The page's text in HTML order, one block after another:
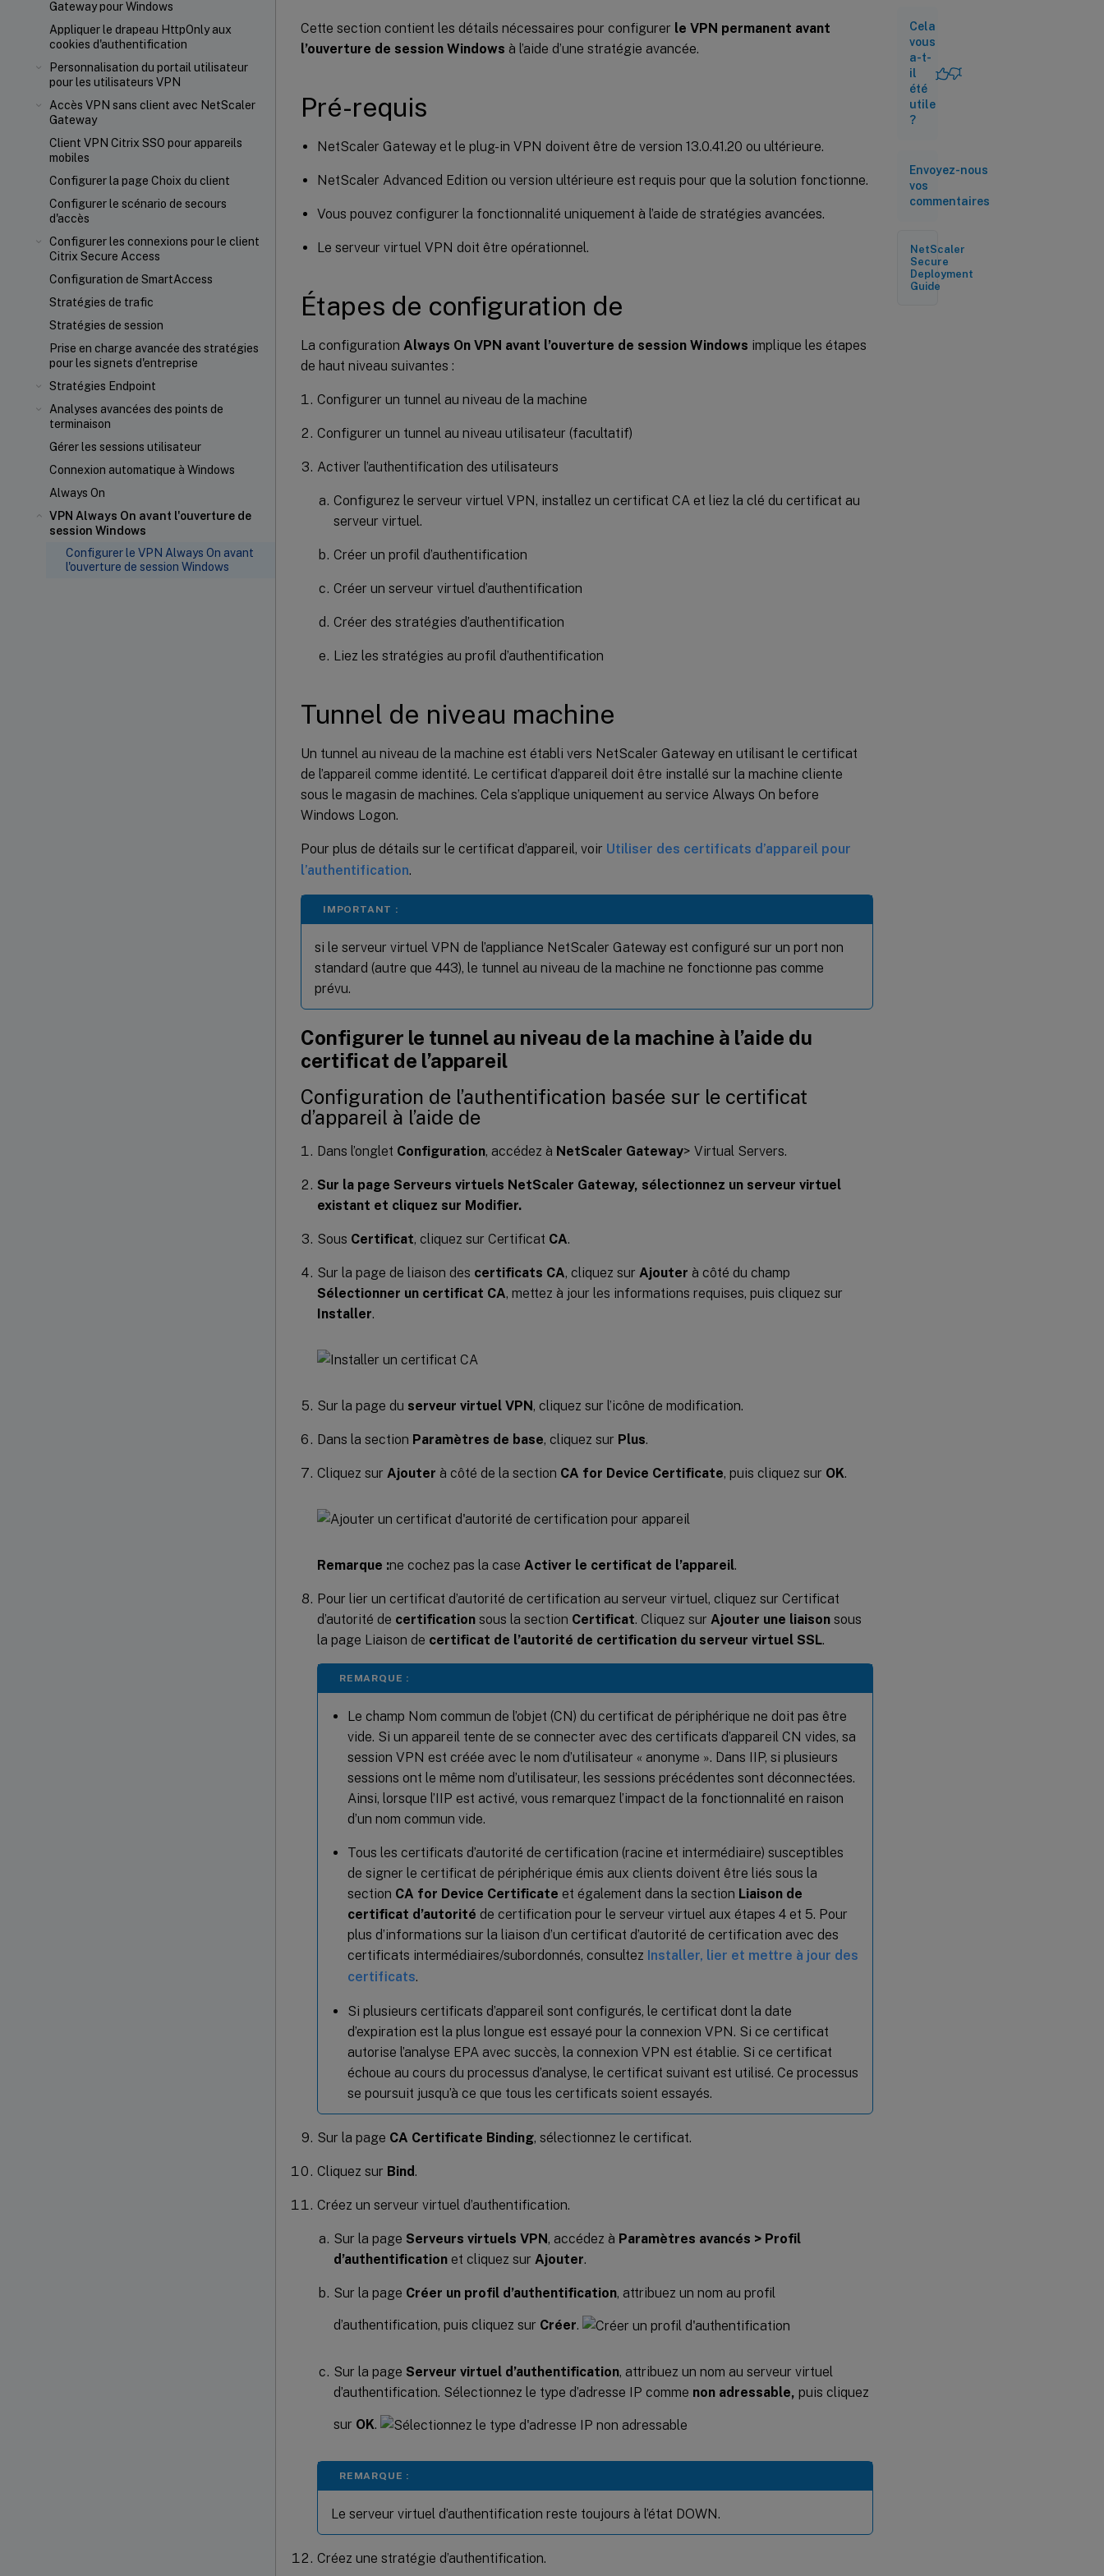
Gateway pour Windows
Appliquer le drapeau HttpOnly aux
cookies d'authentification
Personnalisation du portail utilisateur
pour les utilisateurs VPN
Accès VPN sans client avec NetScaler
Gateway
Client VPN Citrix SSO pour appareils
mobiles
Configurer la page Choix du client
Configurer le scénario de secours
d'accès
Configurer les connexions pour le client
Citrix Secure Access
Configuration de SmartAccess
Stratégies de trafic
Stratégies de session
Prise en charge avancée des stratégies
pour les signets d'entreprise
Stratégies Endpoint
Analyses avancées des points de
terminaison
Gérer les sessions utilisateur
Connexion automatique à Windows
Always On
VPN Always On avant l'ouverture de
session Windows
Configurer le VPN Always On avant
l'ouverture de session Windows
Cette section contient les détails nécessaires pour configurer le VPN permanent avant
l’ouverture de session Windows à l’aide d’une stratégie avancée.
Pré-requis
NetScaler Gateway et le plug-in VPN doivent être de version 13.0.41.20 ou ultérieure.
NetScaler Advanced Edition ou version ultérieure est requis pour que la solution fonctionne.
Vous pouvez configurer la fonctionnalité uniquement à l’aide de stratégies avancées.
Le serveur virtuel VPN doit être opérationnel.
Étapes de configuration de
La configuration Always On VPN avant l’ouverture de session Windows implique les étapes
de haut niveau suivantes :
Configurer un tunnel au niveau de la machine
Configurer un tunnel au niveau utilisateur (facultatif)
Activer l’authentification des utilisateurs
Configurez le serveur virtuel VPN, installez un certificat CA et liez la clé du certificat au
serveur virtuel.
Créer un profil d’authentification
Créer un serveur virtuel d’authentification
Créer des stratégies d’authentification
Liez les stratégies au profil d’authentification
Tunnel de niveau machine
Un tunnel au niveau de la machine est établi vers NetScaler Gateway en utilisant le certificat
de l’appareil comme identité. Le certificat d’appareil doit être installé sur la machine cliente
sous le magasin de machines. Cela s’applique uniquement au service Always On before
Windows Logon.
Pour plus de détails sur le certificat d’appareil, voir Utiliser des certificats d’appareil pour
l’authentification.
IMPORTANT :
si le serveur virtuel VPN de l’appliance NetScaler Gateway est configuré sur un port non
standard (autre que 443), le tunnel au niveau de la machine ne fonctionne pas comme
prévu.
Configurer le tunnel au niveau de la machine à l’aide du
certificat de l’appareil
Configuration de l’authentification basée sur le certificat
d’appareil à l’aide de
Dans l’onglet Configuration, accédez à NetScaler Gateway> Virtual Servers.
Sur la page Serveurs virtuels NetScaler Gateway, sélectionnez un serveur virtuel
existant et cliquez sur Modifier.
Sous Certificat, cliquez sur Certificat CA.
Sur la page de liaison des certificats CA, cliquez sur Ajouter à côté du champ
Sélectionner un certificat CA, mettez à jour les informations requises, puis cliquez sur
Installer.
Sur la page du serveur virtuel VPN, cliquez sur l’icône de modification.
Dans la section Paramètres de base, cliquez sur Plus.
Cliquez sur Ajouter à côté de la section CA for Device Certificate, puis cliquez sur OK.
Remarque :ne cochez pas la case Activer le certificat de l’appareil.
Pour lier un certificat d’autorité de certification au serveur virtuel, cliquez sur Certificat
d’autorité de certification sous la section Certificat. Cliquez sur Ajouter une liaison sous
la page Liaison de certificat de l’autorité de certification du serveur virtuel SSL.
REMARQUE :
Le champ Nom commun de l’objet (CN) du certificat de périphérique ne doit pas être
vide. Si un appareil tente de se connecter avec des certificats d’appareil CN vides, sa
session VPN est créée avec le nom d’utilisateur « anonyme ». Dans IIP, si plusieurs
sessions ont le même nom d’utilisateur, les sessions précédentes sont déconnectées.
Ainsi, lorsque l’IIP est activé, vous remarquez l’impact de la fonctionnalité en raison
d’un nom commun vide.
Tous les certificats d’autorité de certification (racine et intermédiaire) susceptibles
de signer le certificat de périphérique émis aux clients doivent être liés sous la
section CA for Device Certificate et également dans la section Liaison de
certificat d’autorité de certification pour le serveur virtuel aux étapes 4 et 5. Pour
plus d’informations sur la liaison d’un certificat d’autorité de certification avec des
certificats intermédiaires/subordonnés, consultez Installer, lier et mettre à jour des
certificats.
Si plusieurs certificats d’appareil sont configurés, le certificat dont la date
d’expiration est la plus longue est essayé pour la connexion VPN. Si ce certificat
autorise l’analyse EPA avec succès, la connexion VPN est établie. Si ce certificat
échoue au cours du processus d’analyse, le certificat suivant est utilisé. Ce processus
se poursuit jusqu’à ce que tous les certificats soient essayés.
Sur la page CA Certificate Binding, sélectionnez le certificat.
Cliquez sur Bind .
Créez un serveur virtuel d’authentification.
Sur la page Serveurs virtuels VPN, accédez à Paramètres avancés > Profil
d’authentification et cliquez sur Ajouter.
Sur la page Créer un profil d’authentification, attribuez un nom au profil
d’authentification, puis cliquez sur Créer.
Sur la page Serveur virtuel d’authentification, attribuez un nom au serveur virtuel
d’authentification. Sélectionnez le type d’adresse IP comme non adressable, puis cliquez
sur OK.
REMARQUE :
Le serveur virtuel d’authentification reste toujours à l’état DOWN.
Créez une stratégie d’authentification.
machine
Tunnel au
niveau
utilisateur
Cela
vous
a-t-
il
été
utile
?
Envoyez-nous
vos
commentaires
NetScaler
Secure
Deployment
Guide